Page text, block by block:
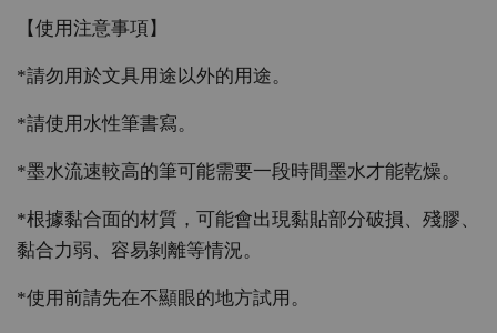
【使用注意事項】
*請勿用於文具用途以外的用途。
*請使用水性筆書寫。
*墨水流速較高的筆可能需要一段時間墨水才能乾燥。
*根據黏合面的材質，可能會出現黏貼部分破損、殘膠、
黏合力弱、容易剝離等情況。
*使用前請先在不顯眼的地方試用。